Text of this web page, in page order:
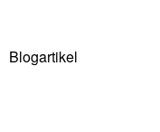
Blogartikel